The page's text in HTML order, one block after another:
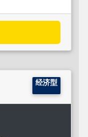
经济型